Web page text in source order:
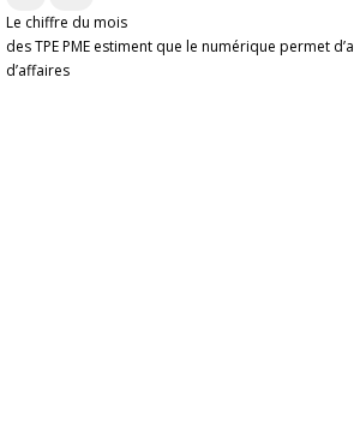
Le chiffre du mois
des TPE PME estiment que le numérique permet
d’affaires